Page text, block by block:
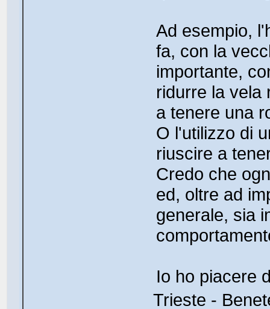
Ad esempio,
fa, con la
importante,
ridurre la vela
a tenere una
O l'utilizzo di
riuscire a
Credo che
ed, oltre ad
generale, sia
Io ho piacere
Trieste -